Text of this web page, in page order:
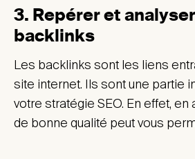
3. Repérer et
backlinks
Les backlinks sont les liens
site internet. Ils sont une partie
votre stratégie SEO. En effet,
de bonne qualité peut vous